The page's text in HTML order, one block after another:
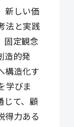
新しい価
法と実践
固定観念
造的発
構造化す
学びま
じて、顧
得力ある